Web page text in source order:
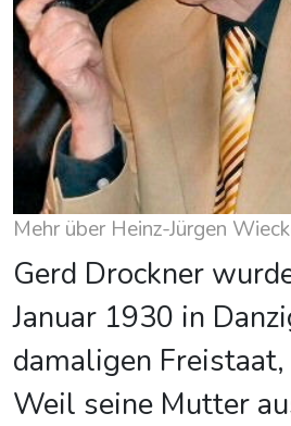
Mehr über Heinz-Jürgen
Gerd Drockner
Januar 1930 in
damaligen Freistaat,
Weil seine Mutter